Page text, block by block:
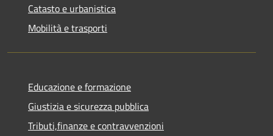
Catasto e urbanistica
Mobilità e trasporti
Educazione e formazione
Giustizia e sicurezza pubblica
Tributi,finanze e contravvenzioni